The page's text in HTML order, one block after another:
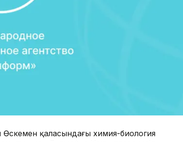
қаласындағы химия-биология